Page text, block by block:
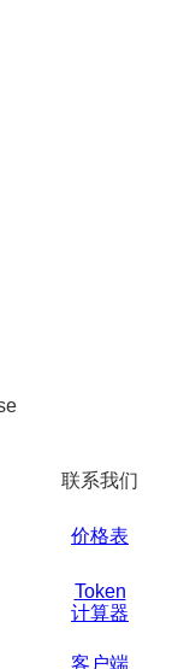
联系我们
价格表
Token
计算器
客户端